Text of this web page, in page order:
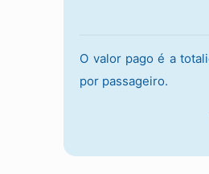
O valor pago é a
por passageiro.